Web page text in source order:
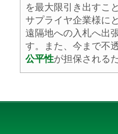
を最大限引き出すこ
サプライヤ企業様に
遠隔地への入札へ出
す。また、今まで不
公平性が担保される